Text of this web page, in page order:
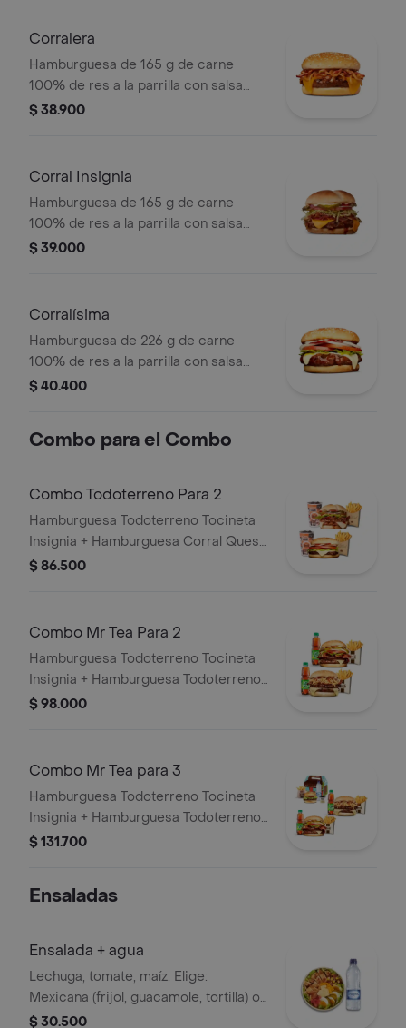
pan papa
Corralera
Hamburguesa de 165 g de carne
100% de res a la parrilla con salsa
bbq, tocineta, una tajada de queso
$ 38.900
Corral Insignia
Hamburguesa de 165 g de carne
100% de res a la parrilla con salsa
BBQ, tocineta, queso americano,
mostaza en pan papa
$ 39.000
Corralísima
Hamburguesa de 226 g de carne
100% de res a la parrilla con salsa
bbq, queso mozzarella, tomate en
mostaza
$ 40.400
Combo para el Combo
Combo Todoterreno Para 2
Hamburguesa Todoterreno Tocineta
Insignia + Hamburguesa Corral Queso
+ 2 papas grandes + 2 bebidas
$ 86.500
Combo Mr Tea Para 2
Hamburguesa Todoterreno Tocineta
Insignia + Hamburguesa Todoterreno
Callejera + 2 papas grandes + 2 Mr
$ 98.000
Combo Mr Tea para 3
Hamburguesa Todoterreno Tocineta
Insignia + Hamburguesa Todoterreno
Callejera + 2 papas grandes + 2 Mr
$ 131.700
Ensaladas
Ensalada + agua
Lechuga, tomate, maíz. Elige:
Mexicana (frijol, guacamole, tortilla) o
Campestre (quesos, huevo, pepinillos)
$ 30.500